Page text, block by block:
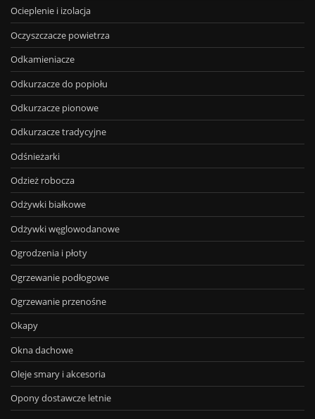
Ocieplenie i izolacja
Oczyszczacze powietrza
Odkamieniacze
Odkurzacze do popiołu
Odkurzacze pionowe
Odkurzacze tradycyjne
Odśnieżarki
Odzież robocza
Odżywki białkowe
Odżywki węglowodanowe
Ogrodzenia i płoty
Ogrzewanie podłogowe
Ogrzewanie przenośne
Okapy
Okna dachowe
Oleje smary i akcesoria
Opony dostawcze letnie